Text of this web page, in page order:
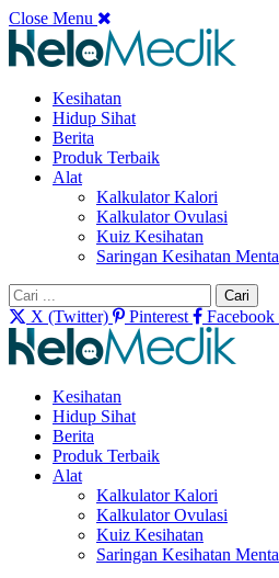
Close Menu
Kesihatan
Hidup Sihat
Berita
Produk Terbaik
Alat
Kalkulator Kalori
Kalkulator Ovulasi
Kuiz Kesihatan
Saringan Kesihatan
Cari:
X (Twitter)
Pinterest Facebook
Kesihatan
Hidup Sihat
Berita
Produk Terbaik
Alat
Kalkulator Kalori
Kalkulator Ovulasi
Kuiz Kesihatan
Saringan Kesihatan